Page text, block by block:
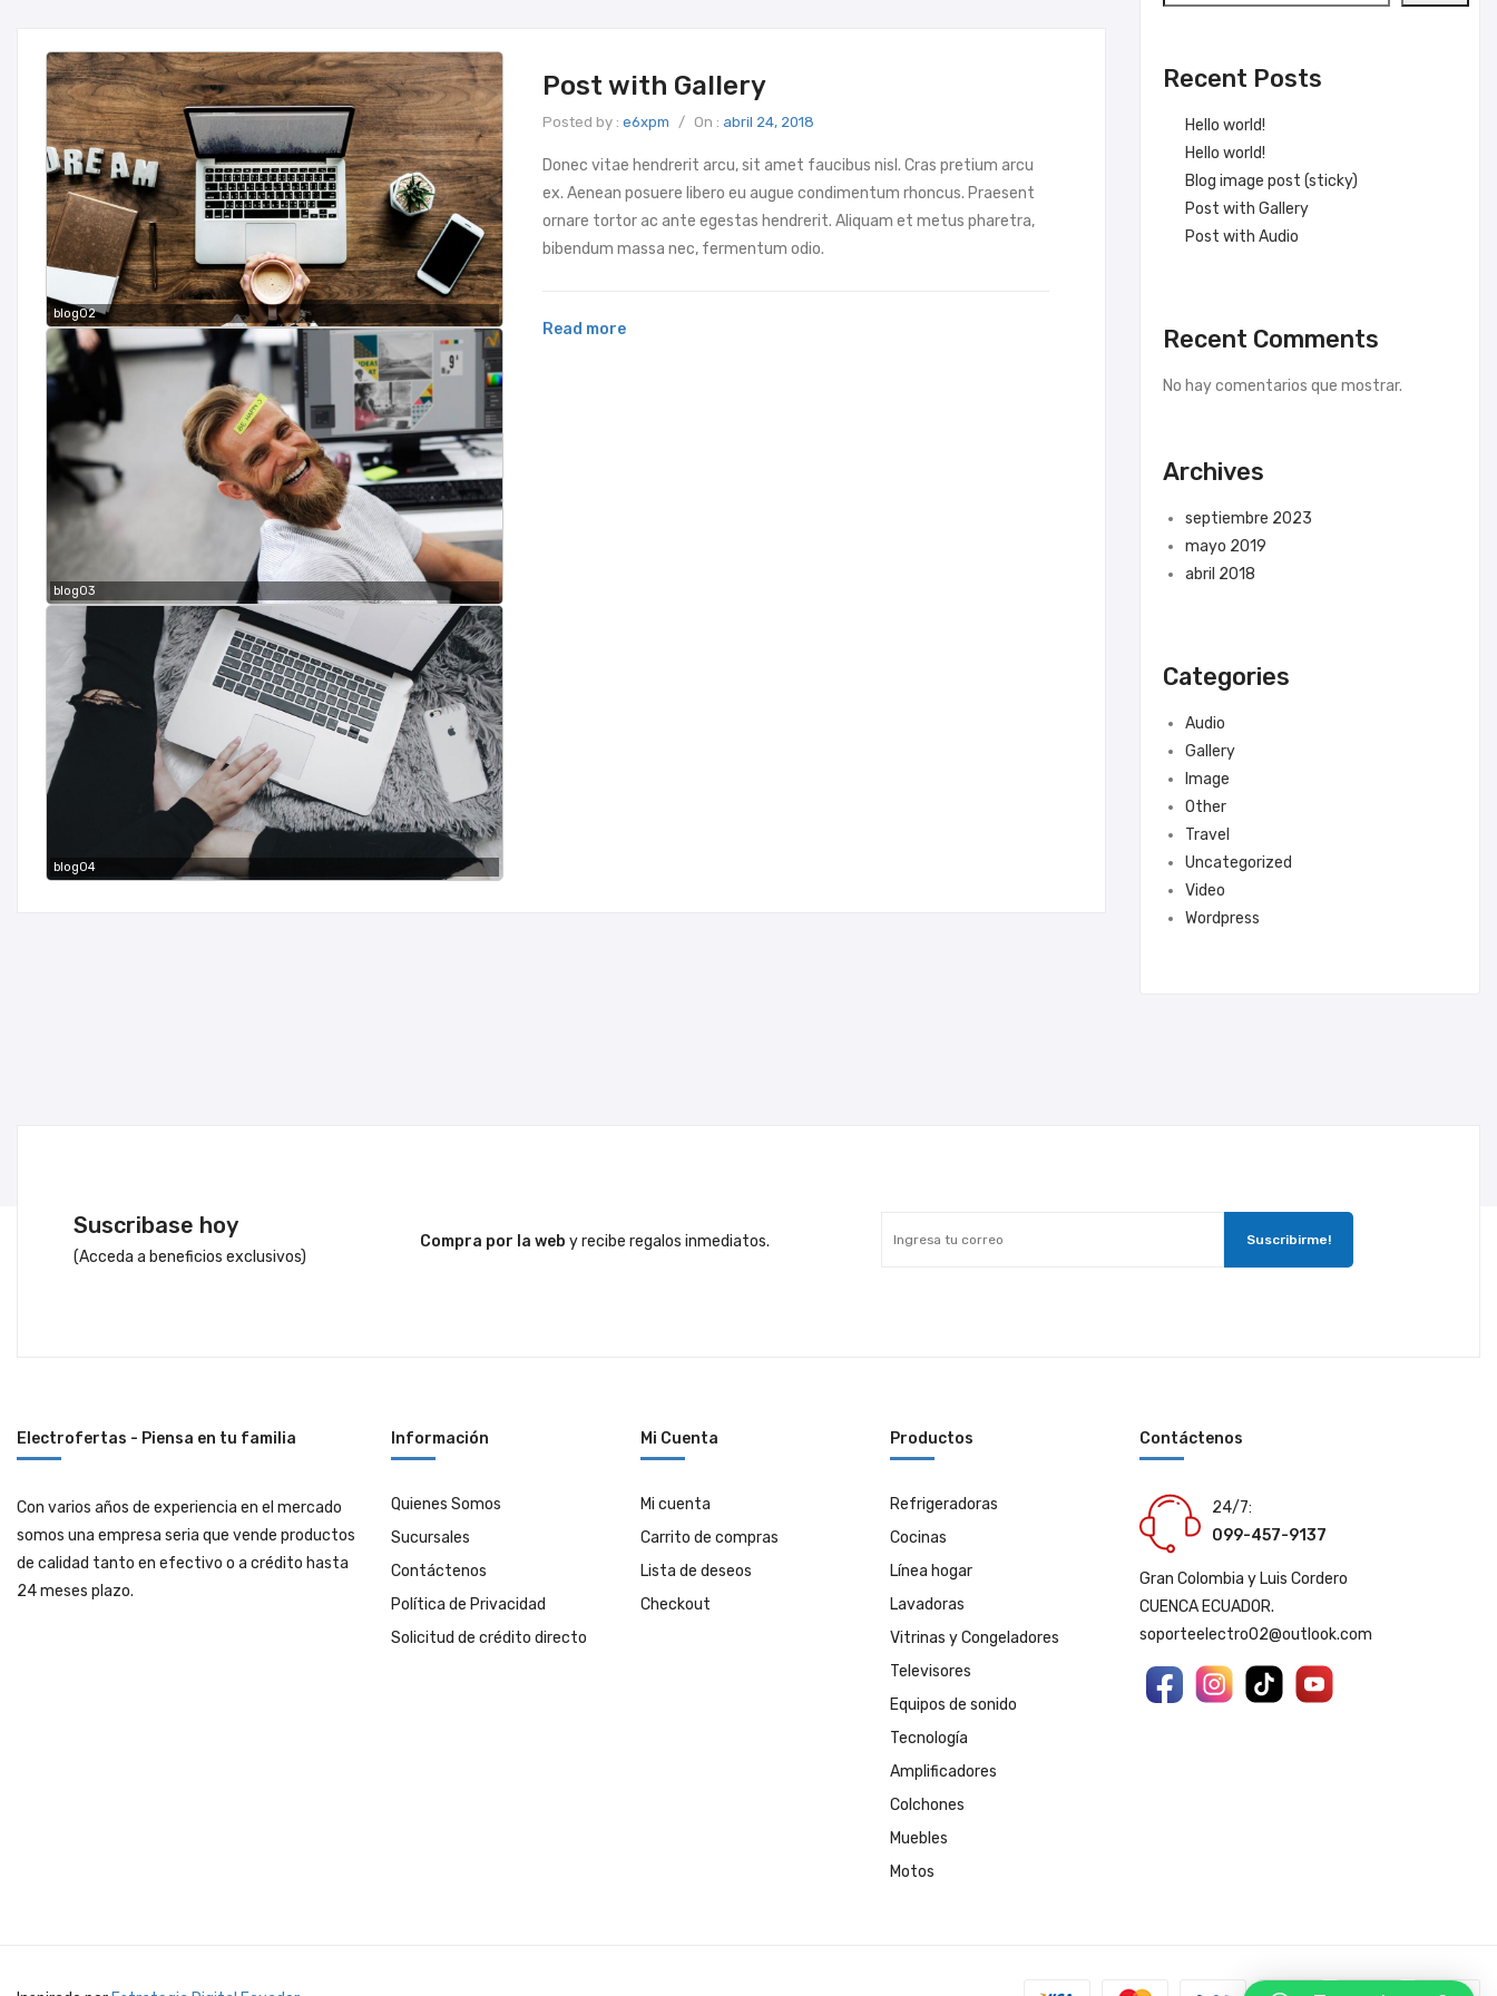
blog02
blog03
blog04
Post with Gallery
Posted by :e6xpm / On : abril 24, 2018
Donec vitae hendrerit arcu, sit amet faucibus nisl. Cras pretium arcu
ex. Aenean posuere libero eu augue condimentum rhoncus. Praesent
ornare tortor ac ante egestas hendrerit. Aliquam et metus pharetra,
bibendum massa nec, fermentum odio.
Read more
Recent Posts
Hello world!
Hello world!
Blog image post (sticky)
Post with Gallery
Post with Audio
Recent Comments
No hay comentarios que mostrar.
Archives
septiembre 2023
mayo 2019
abril 2018
Categories
Audio
Gallery
Image
Other
Travel
Uncategorized
Video
Wordpress
Suscribase hoy
(Acceda a beneficios exclusivos)
Compra por la web y recibe regalos inmediatos.
Electrofertas - Piensa en tu familia
Con varios años de experiencia en el mercado
somos una empresa seria que vende productos
de calidad tanto en efectivo o a crédito hasta
24 meses plazo.
Información
Quienes Somos
Sucursales
Contáctenos
Política de Privacidad
Solicitud de crédito directo
Mi Cuenta
Mi cuenta
Carrito de compras
Lista de deseos
Checkout
Productos
Refrigeradoras
Cocinas
Línea hogar
Lavadoras
Vitrinas y Congeladores
Televisores
Equipos de sonido
Tecnología
Amplificadores
Colchones
Muebles
Motos
Contáctenos
24/7:
099-457-9137
Gran Colombia y Luis Cordero
CUENCA ECUADOR.
soporteelectro02@outlook.com